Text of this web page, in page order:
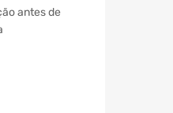
antes de